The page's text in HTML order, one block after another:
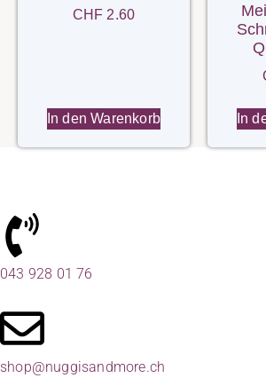
CHF 2.60
In den Warenkorb In
043 928 01 76
shop@nuggisandmore.ch